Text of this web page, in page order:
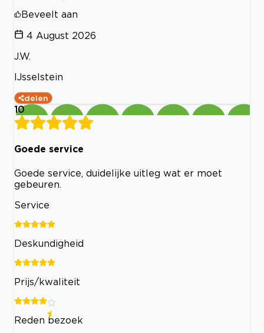
Beveelt aan
4 August 2026
J.W.
IJsselstein
delen
10
Goede service
Goede service, duidelijke uitleg wat er moet
gebeuren.
Service
Deskundigheid
Prijs/kwaliteit
Reden bezoek